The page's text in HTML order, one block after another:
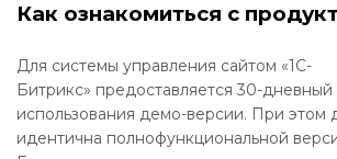
Как ознакомиться с
Для системы управления сайтом «1C-
Битрикс» предоставляется 30-
использования демо-версии. При этом
идентична полнофункциональной